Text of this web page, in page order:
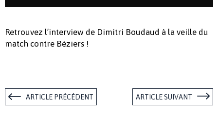
Retrouvez l’interview de Dimitri Boudaud à la veille du
match contre Béziers !
ARTICLE PRÉCÉDENT ARTICLE SUIVANT